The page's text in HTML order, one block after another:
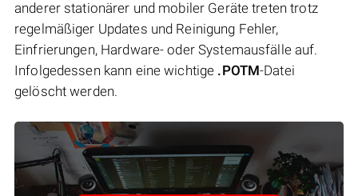
anderer stationärer und mobiler Geräte treten trotz
regelmäßiger Updates und Reinigung Fehler,
Einfrierungen, Hardware- oder Systemausfälle auf.
Infolgedessen kann eine wichtige .POTM-Datei
gelöscht werden.